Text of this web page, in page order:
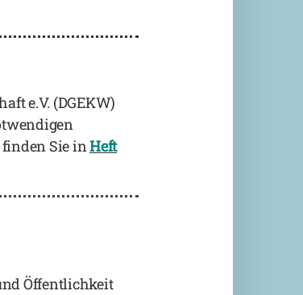
e.V. (DGEKW)
Sie inHeft
Öffentlichkeit